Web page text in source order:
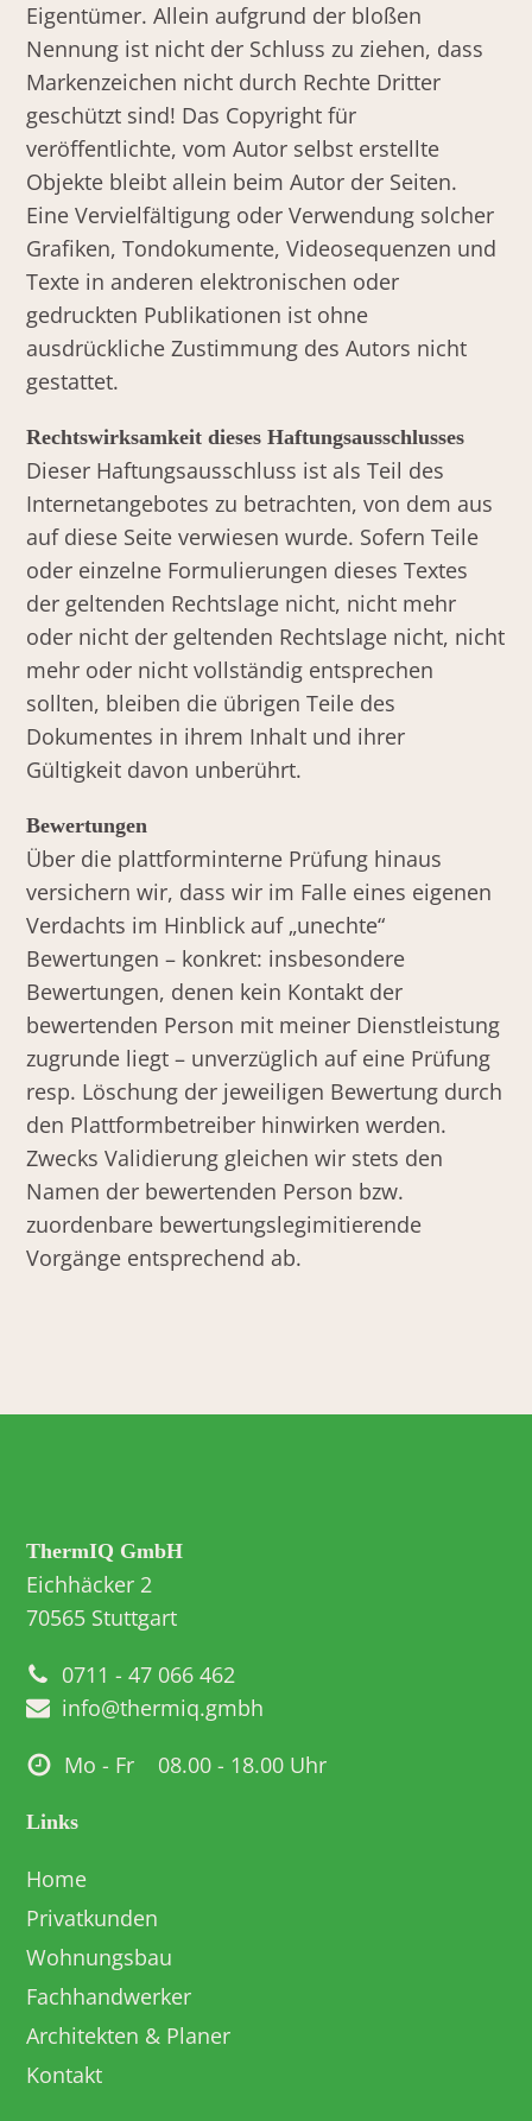
Eigentümer. Allein aufgrund der bloßen
Nennung ist nicht der Schluss zu ziehen, dass
Markenzeichen nicht durch Rechte Dritter
geschützt sind! Das Copyright für
veröffentlichte, vom Autor selbst erstellte
Objekte bleibt allein beim Autor der Seiten.
Eine Vervielfältigung oder Verwendung solcher
Grafiken, Tondokumente, Videosequenzen und
Texte in anderen elektronischen oder
gedruckten Publikationen ist ohne
ausdrückliche Zustimmung des Autors nicht
gestattet.
Rechtswirksamkeit dieses Haftungsausschlusses
Dieser Haftungsausschluss ist als Teil des
Internetangebotes zu betrachten, von dem aus
auf diese Seite verwiesen wurde. Sofern Teile
oder einzelne Formulierungen dieses Textes
der geltenden Rechtslage nicht, nicht mehr
oder nicht der geltenden Rechtslage nicht, nicht
mehr oder nicht vollständig entsprechen
sollten, bleiben die übrigen Teile des
Dokumentes in ihrem Inhalt und ihrer
Gültigkeit davon unberührt.
Bewertungen
Über die plattforminterne Prüfung hinaus
versichern wir, dass wir im Falle eines eigenen
Verdachts im Hinblick auf „unechte“
Bewertungen – konkret: insbesondere
Bewertungen, denen kein Kontakt der
bewertenden Person mit meiner Dienstleistung
zugrunde liegt – unverzüglich auf eine Prüfung
resp. Löschung der jeweiligen Bewertung durch
den Plattformbetreiber hinwirken werden.
Zwecks Validierung gleichen wir stets den
Namen der bewertenden Person bzw.
zuordenbare bewertungslegimitierende
Vorgänge entsprechend ab.
ThermIQ GmbH
Eichhäcker 2
70565 Stuttgart
0711 - 47 066 462
info@thermiq.gmbh
Mo - Fr
08.00 - 18.00 Uhr
Links
Home
Privatkunden
Wohnungsbau
Fachhandwerker
Architekten & Planer
Kontakt